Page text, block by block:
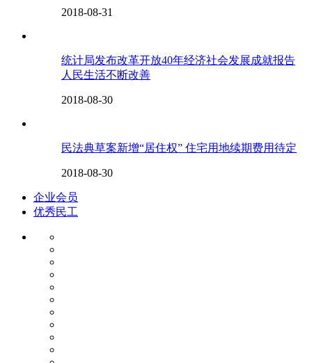
2018-08-31
统计局发布改革开放40年经济社会发展成就报告
人民生活不断改善
2018-08-30
民法典草案新增“居住权” 住宅用地续期费用待定
2018-08-30
企业会员
优秀民工